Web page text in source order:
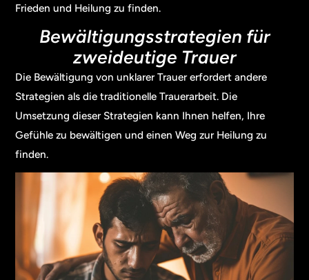
Frieden und Heilung zu finden.
Bewältigungsstrategien für
zweideutige Trauer
Die Bewältigung von unklarer Trauer erfordert andere
Strategien als die traditionelle Trauerarbeit. Die
Umsetzung dieser Strategien kann Ihnen helfen, Ihre
Gefühle zu bewältigen und einen Weg zur Heilung zu
finden.